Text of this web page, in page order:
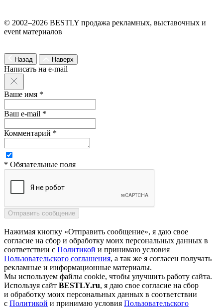
© 2002–2026 BESTLY продажа рекламных, выставочных и
event материалов
Назад Наверх
Написать на e-mail
Ваше имя *
Ваш e-mail *
Комментарий *
* Обязательные поля
Нажимая кнопку «Отправить сообщение», я даю свое
согласие на сбор и обработку моих персональных данных в
соответствии с Политикой и принимаю условия
Пользовательского соглашения, а так же я согласен получать
рекламные и информационные материалы.
Мы используем файлы cookie, чтобы улучшить работу сайта.
Используя сайт BESTLY.ru, я даю свое согласие на сбор
и обработку моих персональных данных в соответствии
с Политикой и принимаю условия Пользовательского